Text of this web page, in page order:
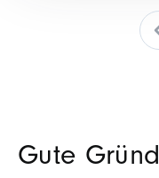
Gute